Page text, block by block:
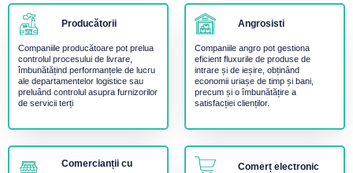
Producătorii
Companiile producătoare pot prelua
controlul procesului de livrare,
îmbunătățind performanțele de lucru
ale departamentelor logistice sau
preluând controlul asupra furnizorilor
de servicii terți
Angrosisti
Companiile angro pot gestiona
eficient fluxurile de produse de
intrare și de ieșire, obținând
economii uriașe de timp și bani,
precum și o îmbunătățire a
satisfacției clienților.
Comercianții cu
Comerț electronic